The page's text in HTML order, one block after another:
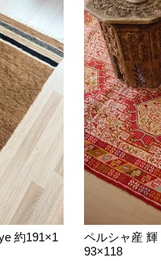
約191×1
ペルシャ産
93×118